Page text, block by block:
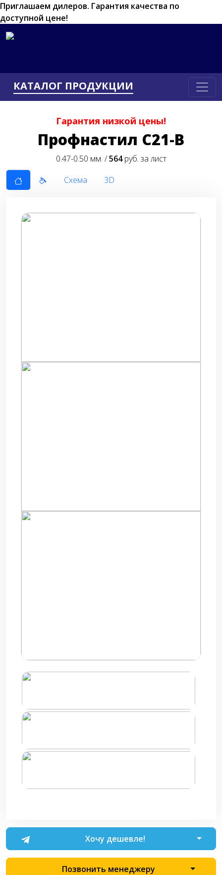
Приглашаем дилеров. Гарантия качества по
доступной цене!
КАТАЛОГ ПРОДУКЦИИ
Гарантия низкой цены!
Пpoфнacтил C21-В
0.47-0.50 мм. /564руб. за лист
Схема
3D
Хочу дешевле!
Позвонить менеджеру